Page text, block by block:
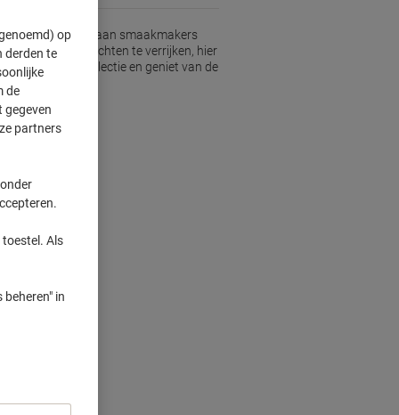
assortiment aan smaakmakers
om uw gerechten te verrijken, hier
door onze selectie en geniet van de
op
derden te
de
gegeven
partners
Als
in